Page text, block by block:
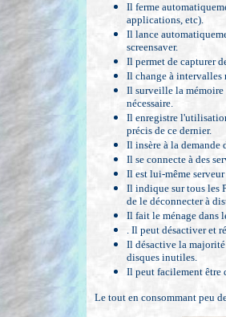
Il ferme
applications, etc).
Il lance
screensaver.
Il permet de capturer
Il change à intervalles
Il surveille la mémoire
nécessaire.
Il enregistre
précis de ce dernier.
Il insère à la demande
Il se connecte à des
Il est lui-même
Il indique sur tous les
de le déconnecter à
Il fait le ménage dans
. Il peut désactiver et
Il désactive la
disques inutiles.
Il peut facilement être
Le tout en consommant peu